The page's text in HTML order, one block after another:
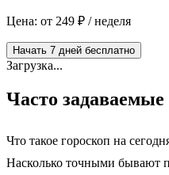
Цена: от 249 ₽ / неделя
Начать 7 дней бесплатно
Загрузка...
Часто
Что такое гороскоп на
Насколько точными бывают